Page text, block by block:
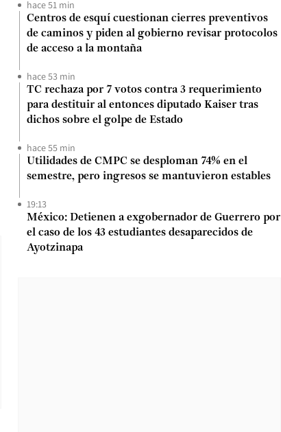
hace 51 min
Centros de esquí cuestionan cierres preventivos
de caminos y piden al gobierno revisar protocolos
de acceso a la montaña
hace 53 min
TC rechaza por 7 votos contra 3 requerimiento
para destituir al entonces diputado Kaiser tras
dichos sobre el golpe de Estado
hace 55 min
Utilidades de CMPC se desploman 74% en el
semestre, pero ingresos se mantuvieron estables
19:13
México: Detienen a exgobernador de Guerrero por
el caso de los 43 estudiantes desaparecidos de
Ayotzinapa